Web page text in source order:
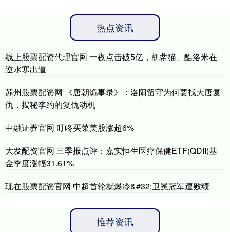
热点资讯
线上股票配资代理官网 一夜点击破5亿，凯蒂猫、酷洛米在
逆水寒出道
苏州股票配资网 《唐朝诡事录》：洛阳留守为何要找大唐复
仇，揭秘李约的复仇动机
中融证券官网 叮咚买菜美股涨超6%
大发配资官网 三季报点评：嘉实恒生医疗保健ETF(QDII)基
金季度涨幅31.61%
现在股票配资官网 中超首轮就爆冷&#32;卫冕冠军遭败绩
推荐资讯